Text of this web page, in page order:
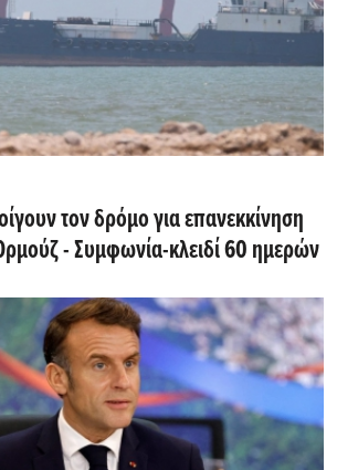
τον δρόμο για επανεκκίνηση
- Συμφωνία-κλειδί 60 ημερών